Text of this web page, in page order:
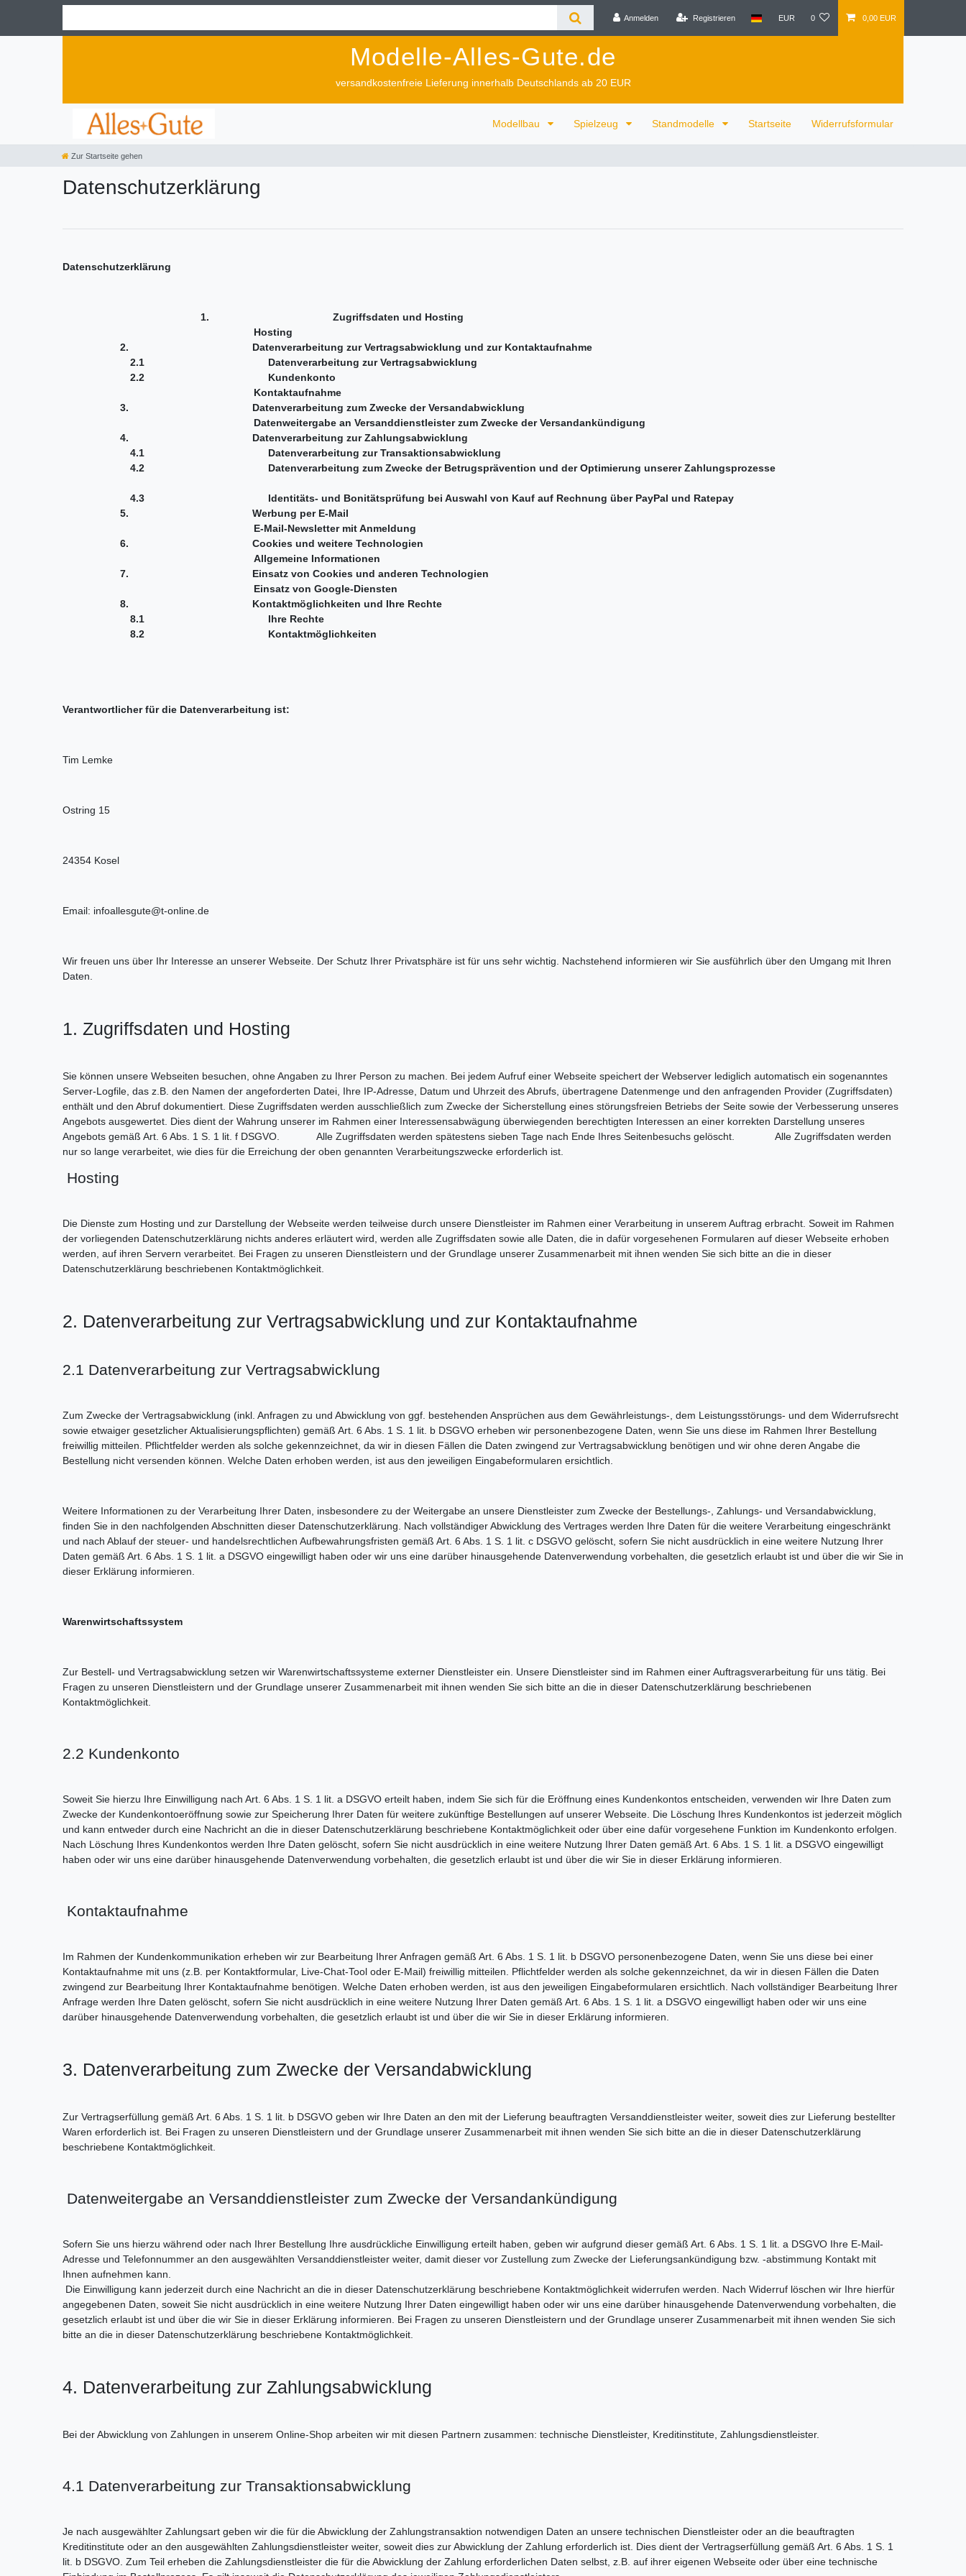
Anmelden Registrieren EUR 0 0,00 EUR
Modelle-Alles-Gute.de
versandkostenfreie Lieferung innerhalb Deutschlands ab 20 EUR
Modellbau Spielzeug Standmodelle Startseite Widerrufsformular
Zur Startseite gehen
Daten­schutz­erklärung
Datenschutzerklärung
1.
Zugriffsdaten und Hosting
Hosting
2.
Datenverarbeitung zur Vertragsabwicklung und zur Kontaktaufnahme
2.1
Datenverarbeitung zur Vertragsabwicklung
2.2
Kundenkonto
Kontaktaufnahme
3.
Datenverarbeitung zum Zwecke der Versandabwicklung
Datenweitergabe an Versanddienstleister zum Zwecke der Versandankündigung
4.
Datenverarbeitung zur Zahlungsabwicklung
4.1
Datenverarbeitung zur Transaktionsabwicklung
4.2
Datenverarbeitung zum Zwecke der Betrugsprävention und der Optimierung unserer Zahlungsprozesse
4.3
Identitäts- und Bonitätsprüfung bei Auswahl von Kauf auf Rechnung über PayPal und Ratepay
5.
Werbung per E-Mail
E-Mail-Newsletter mit Anmeldung
6.
Cookies und weitere Technologien
Allgemeine Informationen
7.
Einsatz von Cookies und anderen Technologien
Einsatz von Google-Diensten
8.
Kontaktmöglichkeiten und Ihre Rechte
8.1
Ihre Rechte
8.2
Kontaktmöglichkeiten
Verantwortlicher für die Datenverarbeitung ist:
Tim Lemke
Ostring 15
24354 Kosel
Email: infoallesgute@t-online.de
Wir freuen uns über Ihr Interesse an unserer Webseite. Der Schutz Ihrer Privatsphäre ist für uns sehr wichtig. Nachstehend informieren wir Sie ausführlich über den Umgang mit Ihren
Daten.
1. Zugriffsdaten und Hosting
Sie können unsere Webseiten besuchen, ohne Angaben zu Ihrer Person zu machen. Bei jedem Aufruf einer Webseite speichert der Webserver lediglich automatisch ein sogenanntes
Server-Logfile, das z.B. den Namen der angeforderten Datei, Ihre IP-Adresse, Datum und Uhrzeit des Abrufs, übertragene Datenmenge und den anfragenden Provider (Zugriffsdaten)
enthält und den Abruf dokumentiert. Diese Zugriffsdaten werden ausschließlich zum Zwecke der Sicherstellung eines störungsfreien Betriebs der Seite sowie der Verbesserung unseres
Angebots ausgewertet. Dies dient der Wahrung unserer im Rahmen einer Interessensabwägung überwiegenden berechtigten Interessen an einer korrekten Darstellung unseres
Angebots gemäß Art. 6 Abs. 1 S. 1 lit. f DSGVO. Alle Zugriffsdaten werden spätestens sieben Tage nach Ende Ihres Seitenbesuchs gelöscht. Alle Zugriffsdaten werden
nur so lange verarbeitet, wie dies für die Erreichung der oben genannten Verarbeitungszwecke erforderlich ist.
Hosting
Die Dienste zum Hosting und zur Darstellung der Webseite werden teilweise durch unsere Dienstleister im Rahmen einer Verarbeitung in unserem Auftrag erbracht. Soweit im Rahmen
der vorliegenden Datenschutzerklärung nichts anderes erläutert wird, werden alle Zugriffsdaten sowie alle Daten, die in dafür vorgesehenen Formularen auf dieser Webseite erhoben
werden, auf ihren Servern verarbeitet. Bei Fragen zu unseren Dienstleistern und der Grundlage unserer Zusammenarbeit mit ihnen wenden Sie sich bitte an die in dieser
Datenschutzerklärung beschriebenen Kontaktmöglichkeit.
2. Datenverarbeitung zur Vertragsabwicklung und zur Kontaktaufnahme
2.1 Datenverarbeitung zur Vertragsabwicklung
Zum Zwecke der Vertragsabwicklung (inkl. Anfragen zu und Abwicklung von ggf. bestehenden Ansprüchen aus dem Gewährleistungs-, dem Leistungsstörungs- und dem Widerrufsrecht
sowie etwaiger gesetzlicher Aktualisierungspflichten) gemäß Art. 6 Abs. 1 S. 1 lit. b DSGVO erheben wir personenbezogene Daten, wenn Sie uns diese im Rahmen Ihrer Bestellung
freiwillig mitteilen. Pflichtfelder werden als solche gekennzeichnet, da wir in diesen Fällen die Daten zwingend zur Vertragsabwicklung benötigen und wir ohne deren Angabe die
Bestellung nicht versenden können. Welche Daten erhoben werden, ist aus den jeweiligen Eingabeformularen ersichtlich.
Weitere Informationen zu der Verarbeitung Ihrer Daten, insbesondere zu der Weitergabe an unsere Dienstleister zum Zwecke der Bestellungs-, Zahlungs- und Versandabwicklung,
finden Sie in den nachfolgenden Abschnitten dieser Datenschutzerklärung. Nach vollständiger Abwicklung des Vertrages werden Ihre Daten für die weitere Verarbeitung eingeschränkt
und nach Ablauf der steuer- und handelsrechtlichen Aufbewahrungsfristen gemäß Art. 6 Abs. 1 S. 1 lit. c DSGVO gelöscht, sofern Sie nicht ausdrücklich in eine weitere Nutzung Ihrer
Daten gemäß Art. 6 Abs. 1 S. 1 lit. a DSGVO eingewilligt haben oder wir uns eine darüber hinausgehende Datenverwendung vorbehalten, die gesetzlich erlaubt ist und über die wir Sie in
dieser Erklärung informieren.
Warenwirtschaftssystem
Zur Bestell- und Vertragsabwicklung setzen wir Warenwirtschaftssysteme externer Dienstleister ein. Unsere Dienstleister sind im Rahmen einer Auftragsverarbeitung für uns tätig. Bei
Fragen zu unseren Dienstleistern und der Grundlage unserer Zusammenarbeit mit ihnen wenden Sie sich bitte an die in dieser Datenschutzerklärung beschriebenen
Kontaktmöglichkeit.
2.2 Kundenkonto
Soweit Sie hierzu Ihre Einwilligung nach Art. 6 Abs. 1 S. 1 lit. a DSGVO erteilt haben, indem Sie sich für die Eröffnung eines Kundenkontos entscheiden, verwenden wir Ihre Daten zum
Zwecke der Kundenkontoeröffnung sowie zur Speicherung Ihrer Daten für weitere zukünftige Bestellungen auf unserer Webseite. Die Löschung Ihres Kundenkontos ist jederzeit möglich
und kann entweder durch eine Nachricht an die in dieser Datenschutzerklärung beschriebene Kontaktmöglichkeit oder über eine dafür vorgesehene Funktion im Kundenkonto erfolgen.
Nach Löschung Ihres Kundenkontos werden Ihre Daten gelöscht, sofern Sie nicht ausdrücklich in eine weitere Nutzung Ihrer Daten gemäß Art. 6 Abs. 1 S. 1 lit. a DSGVO eingewilligt
haben oder wir uns eine darüber hinausgehende Datenverwendung vorbehalten, die gesetzlich erlaubt ist und über die wir Sie in dieser Erklärung informieren.
Kontaktaufnahme
Im Rahmen der Kundenkommunikation erheben wir zur Bearbeitung Ihrer Anfragen gemäß Art. 6 Abs. 1 S. 1 lit. b DSGVO personenbezogene Daten, wenn Sie uns diese bei einer
Kontaktaufnahme mit uns (z.B. per Kontaktformular, Live-Chat-Tool oder E-Mail) freiwillig mitteilen. Pflichtfelder werden als solche gekennzeichnet, da wir in diesen Fällen die Daten
zwingend zur Bearbeitung Ihrer Kontaktaufnahme benötigen. Welche Daten erhoben werden, ist aus den jeweiligen Eingabeformularen ersichtlich. Nach vollständiger Bearbeitung Ihrer
Anfrage werden Ihre Daten gelöscht, sofern Sie nicht ausdrücklich in eine weitere Nutzung Ihrer Daten gemäß Art. 6 Abs. 1 S. 1 lit. a DSGVO eingewilligt haben oder wir uns eine
darüber hinausgehende Datenverwendung vorbehalten, die gesetzlich erlaubt ist und über die wir Sie in dieser Erklärung informieren.
3. Datenverarbeitung zum Zwecke der Versandabwicklung
Zur Vertragserfüllung gemäß Art. 6 Abs. 1 S. 1 lit. b DSGVO geben wir Ihre Daten an den mit der Lieferung beauftragten Versanddienstleister weiter, soweit dies zur Lieferung bestellter
Waren erforderlich ist. Bei Fragen zu unseren Dienstleistern und der Grundlage unserer Zusammenarbeit mit ihnen wenden Sie sich bitte an die in dieser Datenschutzerklärung
beschriebene Kontaktmöglichkeit.
Datenweitergabe an Versanddienstleister zum Zwecke der Versandankündigung
Sofern Sie uns hierzu während oder nach Ihrer Bestellung Ihre ausdrückliche Einwilligung erteilt haben, geben wir aufgrund dieser gemäß Art. 6 Abs. 1 S. 1 lit. a DSGVO Ihre E-Mail-
Adresse und Telefonnummer an den ausgewählten Versanddienstleister weiter, damit dieser vor Zustellung zum Zwecke der Lieferungsankündigung bzw. -abstimmung Kontakt mit
Ihnen aufnehmen kann.
Die Einwilligung kann jederzeit durch eine Nachricht an die in dieser Datenschutzerklärung beschriebene Kontaktmöglichkeit widerrufen werden. Nach Widerruf löschen wir Ihre hierfür
angegebenen Daten, soweit Sie nicht ausdrücklich in eine weitere Nutzung Ihrer Daten eingewilligt haben oder wir uns eine darüber hinausgehende Datenverwendung vorbehalten, die
gesetzlich erlaubt ist und über die wir Sie in dieser Erklärung informieren. Bei Fragen zu unseren Dienstleistern und der Grundlage unserer Zusammenarbeit mit ihnen wenden Sie sich
bitte an die in dieser Datenschutzerklärung beschriebene Kontaktmöglichkeit.
4. Datenverarbeitung zur Zahlungsabwicklung
Bei der Abwicklung von Zahlungen in unserem Online-Shop arbeiten wir mit diesen Partnern zusammen: technische Dienstleister, Kreditinstitute, Zahlungsdienstleister.
4.1 Datenverarbeitung zur Transaktionsabwicklung
Je nach ausgewählter Zahlungsart geben wir die für die Abwicklung der Zahlungstransaktion notwendigen Daten an unsere technischen Dienstleister oder an die beauftragten
Kreditinstitute oder an den ausgewählten Zahlungsdienstleister weiter, soweit dies zur Abwicklung der Zahlung erforderlich ist. Dies dient der Vertragserfüllung gemäß Art. 6 Abs. 1 S. 1
lit. b DSGVO. Zum Teil erheben die Zahlungsdienstleister die für die Abwicklung der Zahlung erforderlichen Daten selbst, z.B. auf ihrer eigenen Webseite oder über eine technische